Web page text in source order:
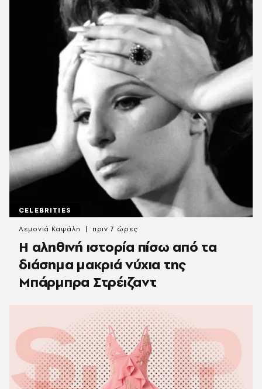
CELEBRITIES
Η αληθινή ιστορία πίσω από τα
διάσημα μακριά νύχια της
Μπάρμπρα Στρέιζαντ
Λεμονιά Καψάλη πριν 7 ώρες